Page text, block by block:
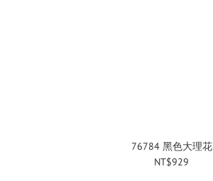
76784 黑色大理花
NT$929